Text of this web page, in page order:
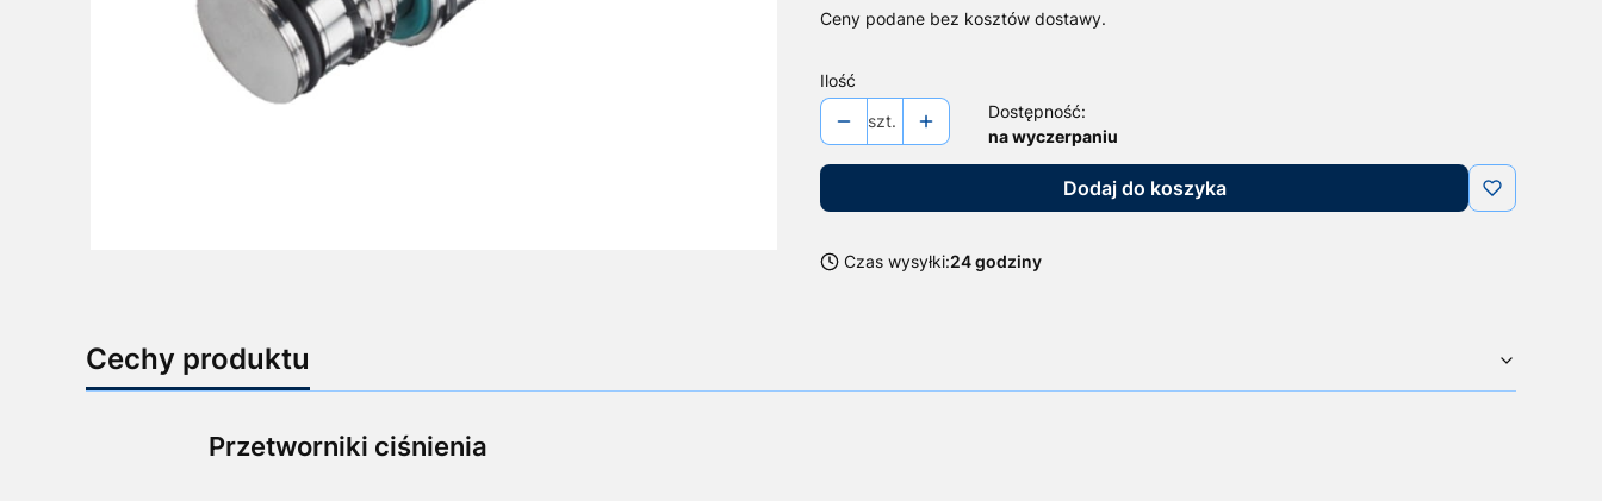
Ceny podane bez kosztów dostawy.
Ilość
szt.
Dostępność:
na wyczerpaniu
Dodaj do koszyka
Czas wysyłki:24 godziny
Cechy produktu
Przetworniki ciśnienia